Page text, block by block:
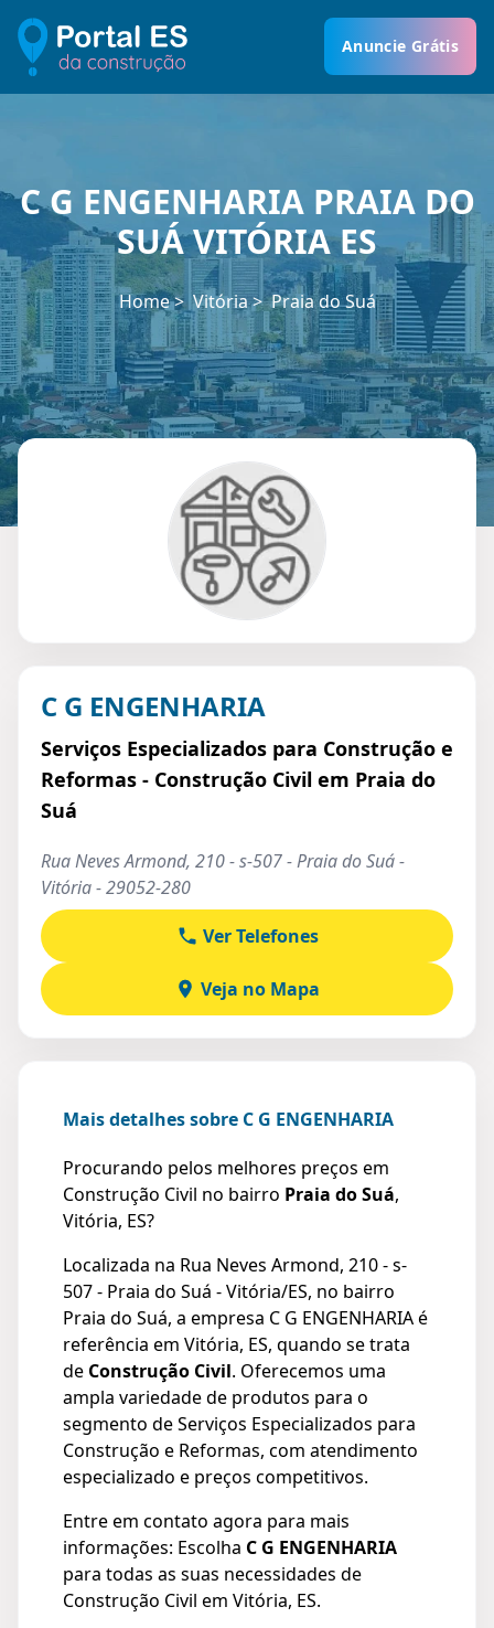
Anuncie Grátis
C G ENGENHARIA PRAIA DO
SUÁ VITÓRIA ES
Home Vitória Praia do Suá
C G ENGENHARIA
Serviços Especializados para Construção e
Reformas - Construção Civil em Praia do
Suá
Rua Neves Armond, 210 - s-507 - Praia do Suá -
Vitória - 29052-280
Ver Telefones
Veja no Mapa
Mais detalhes sobre C G ENGENHARIA
Procurando pelos melhores preços em
Construção Civil no bairro Praia do Suá,
Vitória, ES?
Localizada na Rua Neves Armond, 210 - s-
507 - Praia do Suá - Vitória/ES, no bairro
Praia do Suá, a empresa C G ENGENHARIA é
referência em Vitória, ES, quando se trata
de Construção Civil. Oferecemos uma
ampla variedade de produtos para o
segmento de Serviços Especializados para
Construção e Reformas, com atendimento
especializado e preços competitivos.
Entre em contato agora para mais
informações: Escolha C G ENGENHARIA
para todas as suas necessidades de
Construção Civil em Vitória, ES.